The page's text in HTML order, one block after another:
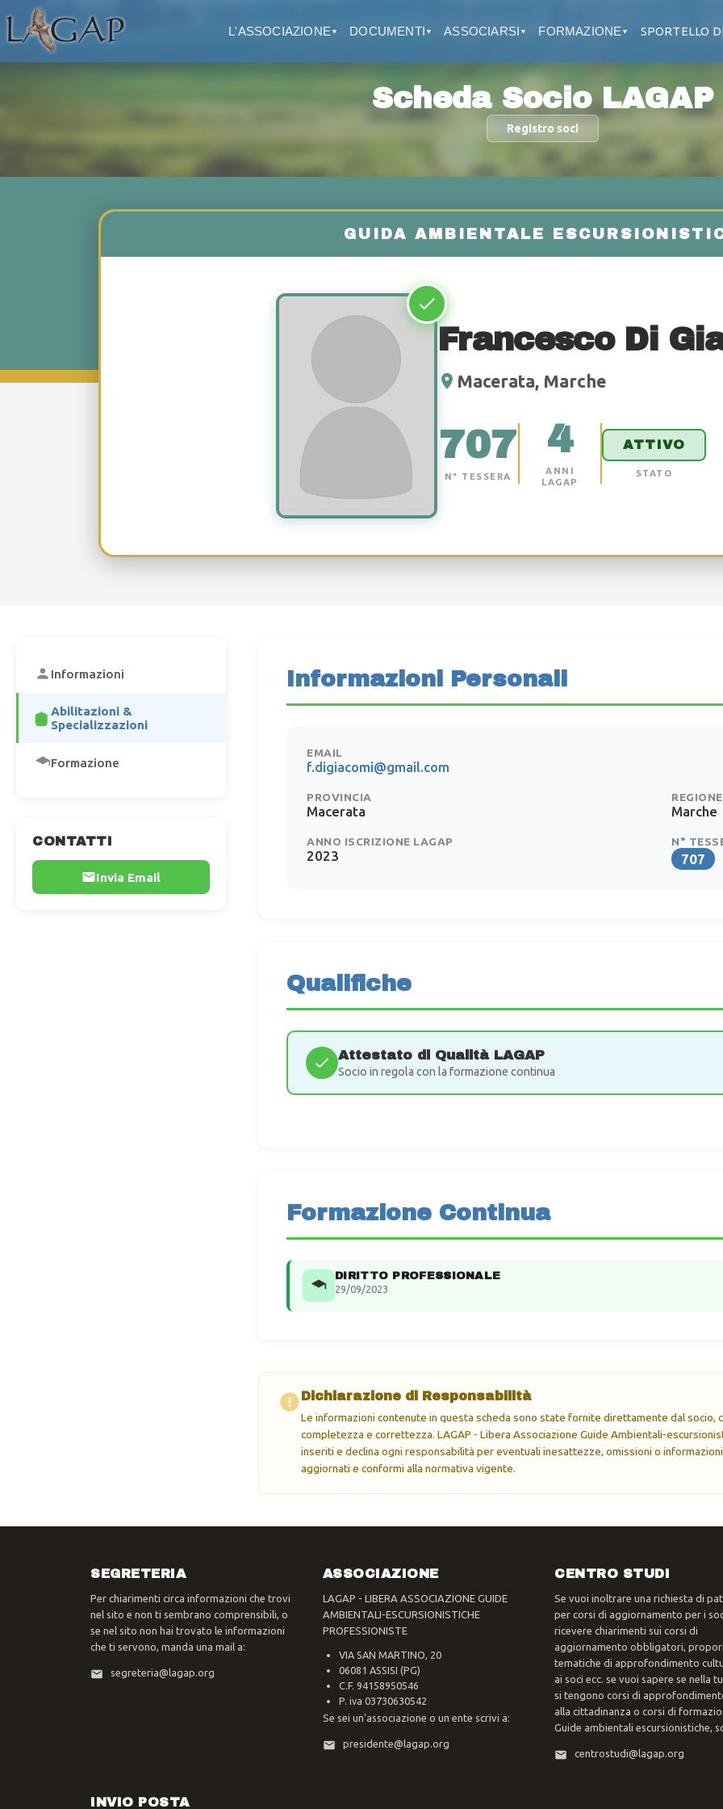
L'ASSOCIAZIONE ▼ DOCUMENTI ▼ ASSOCIARSI ▼ FORMAZIONE ▼ SPORTELLO
Scheda Socio LAGAP
Registro soci
Francesco Di
Macerata, Marche
707
N° TESSERA
4
ANNI
LAGAP
ATTIVO
STATO
Informazioni
Abilitazioni &
Specializzazioni
Formazione
CONTATTI
Invia Email
Informazioni Personali
EMAIL
f.digiacomi@gmail.com
PROVINCIA
Macerata
REGIONE
Marche
ANNO ISCRIZIONE LAGAP
2023
N°
707
Qualifiche
Attestato di Qualità LAGAP
Socio in regola con la formazione continua
Formazione Continua
DIRITTO PROFESSIONALE
29/09/2023
Dichiarazione di Responsabilità
Le informazioni contenute in questa scheda sono state fornite direttamente dal socio,
completezza e correttezza. LAGAP - Libera Associazione Guide Ambientali-
inseriti e declina ogni responsabilità per eventuali inesattezze, omissioni o
aggiornati e conformi alla normativa vigente.
SEGRETERIA
Per chiarimenti circa informazioni che trovi
nel sito e non ti sembrano comprensibili, o
se nel sito non hai trovato le informazioni
che ti servono, manda una mail a:
segreteria@lagap.org
ASSOCIAZIONE
LAGAP - LIBERA ASSOCIAZIONE GUIDE
AMBIENTALI-ESCURSIONISTICHE
PROFESSIONISTE
VIA SAN MARTINO, 20
06081 ASSISI (PG)
C.F. 94158950546
P. iva 03730630542
Se sei un'associazione o un ente scrivi a:
presidente@lagap.org
CENTRO STUDI
Se vuoi inoltrare una richiesta di
per corsi di aggiornamento per i
ricevere chiarimenti sui corsi di
aggiornamento obbligatori,
tematiche di approfondimento
ai soci ecc. se vuoi sapere se nella
si tengono corsi di
alla cittadinanza o corsi di
Guide ambientali escursionistiche,
centrostudi@lagap.org
INVIO POSTA